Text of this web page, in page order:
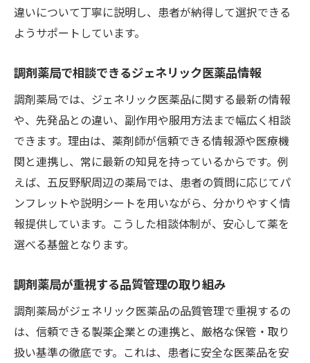
違いについて丁寧に説明し、患者が納得して選択できる
ようサポートしています。
調剤薬局で相談できるジェネリック医薬品情報
調剤薬局では、ジェネリック医薬品に関する最新の情報
や、先発品との違い、副作用や服用方法まで幅広く相談
できます。理由は、薬剤師が信頼できる情報源や医療機
関と連携し、常に最新の知見を持っているからです。例
えば、五反野駅周辺の薬局では、患者の質問に応じてパ
ンフレットや説明シートを用いながら、分かりやすく情
報提供しています。こうした相談体制が、安心して薬を
選べる基盤となります。
調剤薬局が重視する品質管理の取り組み
調剤薬局がジェネリック医薬品の品質管理で重視するの
は、信頼できる製薬企業との連携と、厳格な保管・取り
扱い基準の徹底です。これは、患者に安全な医薬品を安